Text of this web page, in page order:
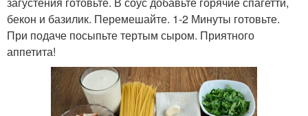
бекон и базилик. Перемешайте. 1-2 Минуты готовьте.
При подаче посыпьте тертым сыром. Приятного
аппетита!